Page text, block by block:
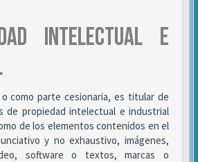
INTELECTUAL E
como parte cesionaria, es titular de
de propiedad intelectual e industrial
de los elementos contenidos en el
y no exhaustivo, imágenes,
software o textos, marcas o